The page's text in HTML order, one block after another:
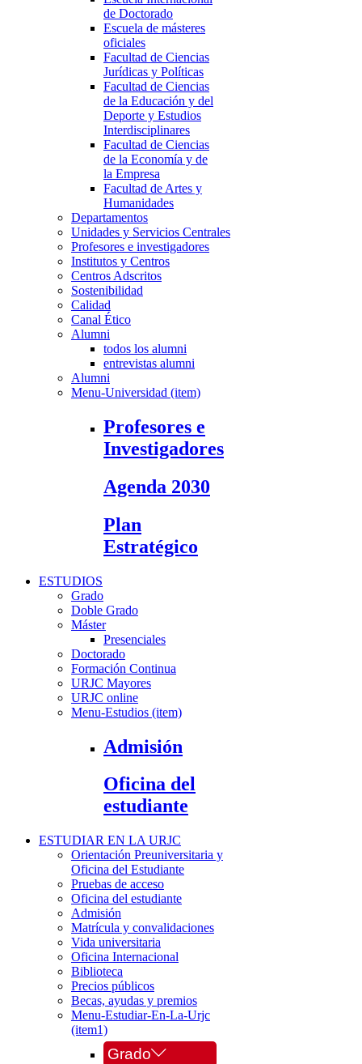
de Doctorado
Escuela de másteres
oficiales
Facultad de Ciencias
Jurídicas y Políticas
Facultad de Ciencias
de la Educación y del
Deporte y Estudios
Interdisciplinares
Facultad de Ciencias
de la Economía y de
la Empresa
Facultad de Artes y
Humanidades
Departamentos
Unidades y Servicios Centrales
Profesores e investigadores
Institutos y Centros
Centros Adscritos
Sostenibilidad
Calidad
Canal Ético
Alumni
todos los alumni
entrevistas alumni
Alumni
Menu-Universidad (item)
Profesores e
Investigadores
Agenda 2030
Plan
Estratégico
ESTUDIOS
Grado
Doble Grado
Máster
Presenciales
Doctorado
Formación Continua
URJC Mayores
URJC online
Menu-Estudios (item)
Admisión
Oficina del
estudiante
ESTUDIAR EN LA URJC
Orientación Preuniversitaria y
Oficina del Estudiante
Pruebas de acceso
Oficina del estudiante
Admisión
Matrícula y convalidaciones
Vida universitaria
Oficina Internacional
Biblioteca
Precios públicos
Becas, ayudas y premios
Menu-Estudiar-En-La-Urjc
(item1)
Grado